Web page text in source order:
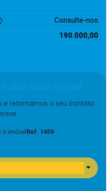
Consulte-nos
190.000,00
e retornamos o seu contato
imóvel Ref. 1459